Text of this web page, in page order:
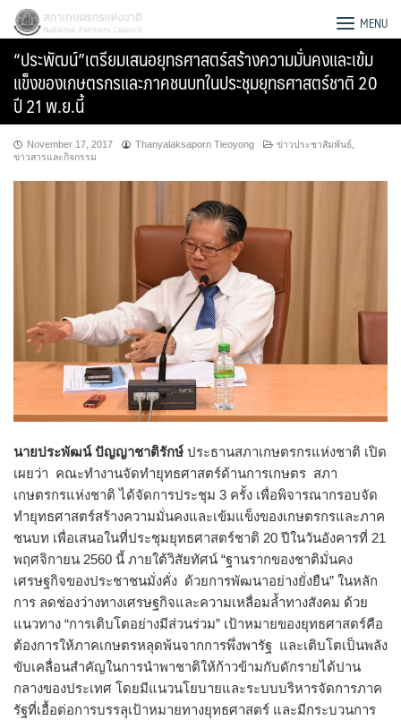
Skip
content
Search
for:
สภาเกษตรกรแห่งชาติ MENU
“ประพัฒน์”เตรียมเสนอยุทธศาสตร์สร้างความมั่นคงและเข้ม
แข็งของเกษตรกรและภาคชนบทในประชุมยุทธศาสตร์ชาติ 20
ปี 21 พ.ย.นี้
November 17, 2017 Thanyalaksaporn Tieoyong ข่าวประชาสัมพันธ์
ข่าวสารและกิจกรรม
นายประพัฒน์ ปัญญาชาติรักษ์ ประธานสภาเกษตรกรแห่งชาติ เปิด
เผยว่า คณะทำงานจัดทำยุทธศาสตร์ด้านการเกษตร สภา
เกษตรกรแห่งชาติ ได้จัดการประชุม 3 ครั้ง เพื่อพิจารณากรอบจัด
ทำยุทธศาสตร์สร้างความมั่นคงและเข้มแข็งของเกษตรกรและภาค
ชนบท เพื่อเสนอในที่ประชุมยุทธศาสตร์ชาติ 20 ปีในวันอังคารที่ 21
พฤศจิกายน 2560 นี้ ภายใต้วิสัยทัศน์ “ฐานรากของชาติมั่นคง
เศรษฐกิจของประชาชนมั่งคั่ง ด้วยการพัฒนาอย่างยั่งยืน” ในหลัก
การ ลดช่องว่างทางเศรษฐกิจและความเหลื่อมล้ำทางสังคม ด้วย
แนวทาง “การเติบโตอย่างมีส่วนร่วม” เป้าหมายของยุทธศาสตร์คือ
ต้องการให้ภาคเกษตรหลุดพ้นจากการพึ่งพารัฐ และเติบโตเป็นพลัง
ขับเคลื่อนสำคัญในการนำพาชาติให้ก้าวข้ามกับดักรายได้ปาน
กลางของประเทศ โดยมีแนวนโยบายและระบบบริหารจัดการภาค
รัฐที่เอื้อต่อการบรรลุเป้าหมายทางยุทธศาสตร์ และมีกระบวนการ